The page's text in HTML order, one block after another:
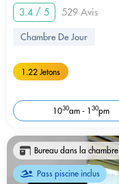
3.4 / 5
529 Avis
Chambre De Jour
1.22 Jetons
1030am - 130pm
Bureau dans la chambre
Pass piscine inclus